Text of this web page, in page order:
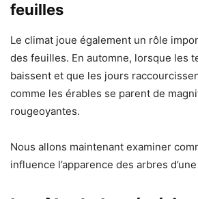
feuilles
Le climat joue également un rôle
des feuilles. En automne, lorsque les
baissent et que les jours
comme les érables se parent de
rougeoyantes.
Nous allons maintenant examiner
influence l’apparence des arbres